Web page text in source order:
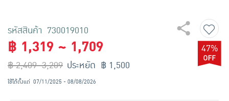
รหัสสินค้า 730019010
฿ 1,319 ~ 1,709
฿ 2,409~3,209
47%
ประหยัด ฿ 1,500
ใช้ได้ตั้งแต่ 07/11/2025 - 08/08/2026